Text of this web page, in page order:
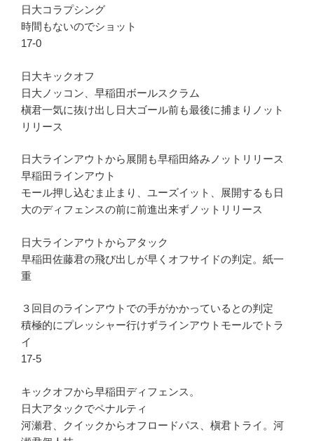
日大コラプシング
時間もないのでショット
17-0
日大キックオフ
日大ノッコン、早稲田ボールスクラム
槇君一気に抜け出し日大ゴール前も最後に捕まりノット
リリース
日大ラインアウトから展開も早稲田絡みノットリリース
早稲田ラインアウト
モール押し込むま止まり、ユーズイット、展開するも日
大のディフェンスの前に前進出来ずノットリリース
日大ラインアウトからアタック
早稲田佐藤君の飛び出しが早くオフサイドの判定。紙一
重
３回目のラインアウトでの手がかかっているとの判定
積極的にプレッシャー行けずラインアウトモールでトラ
イ
17-5
キックオフから早稲田ディフェンス。
日大アタックでペナルティ
河瀬君、クイックからオフロードパス、槇君トライ。河